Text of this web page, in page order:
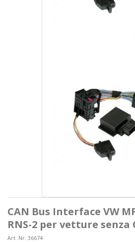
CAN Bus Interface VW
RNS-2 per vetture senza
Art. Nr: 36674